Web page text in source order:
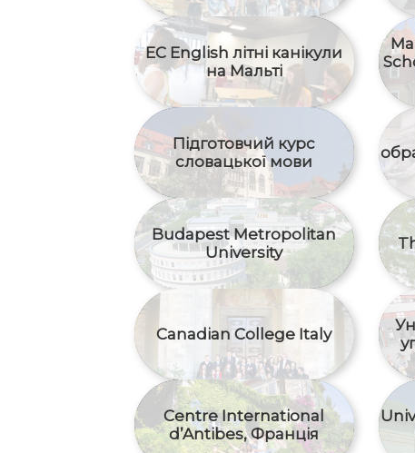
EC English літні канікули
на Мальті
Підготовчий курс
словацької мови
Budapest Metropolitan
University
Canadian College Italy
Centre International
d’Antibes, Франція